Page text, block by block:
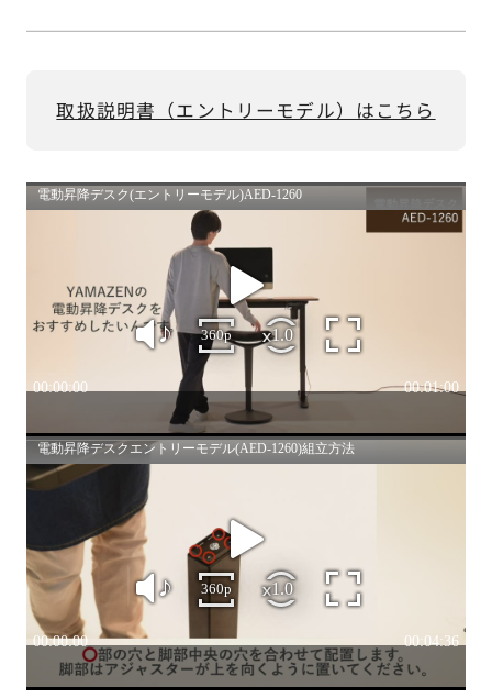
取扱説明書（エントリーモデル）はこちら
【電動昇降デスク紹介動画】